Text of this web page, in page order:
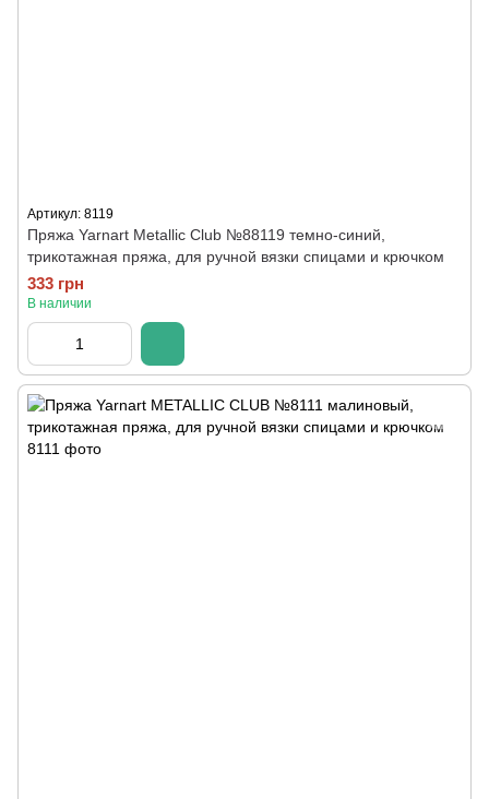
Артикул: 8119
Пряжа Yarnart Metallic Club №88119 темно-синий,
трикотажная пряжа, для ручной вязки спицами и крючком
333 грн
В наличии